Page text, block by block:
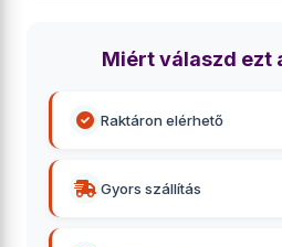
Miért válaszd ezt
Raktáron elérhető
Gyors szállítás